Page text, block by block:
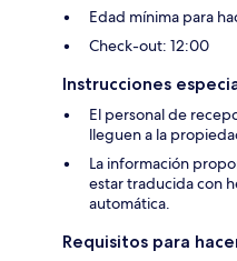
Edad mínima para
Check-out: 12:00
Instrucciones
El personal de
lleguen a la
La información
estar traducida con
automática.
Requisitos para